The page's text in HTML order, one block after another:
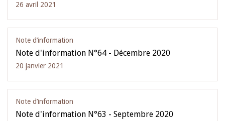
26 avril 2021
Note d’information
Note d'information N°64 - Décembre 2020
20 janvier 2021
Note d’information
Note d'information N°63 - Septembre 2020